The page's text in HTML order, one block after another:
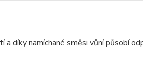
díky namíchané směsi vůní působí